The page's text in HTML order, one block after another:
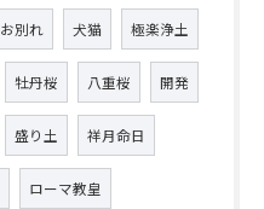
お別れ 犬猫 極楽浄土
牡丹桜 八重桜 開発
盛り土 祥月命日
ローマ教皇